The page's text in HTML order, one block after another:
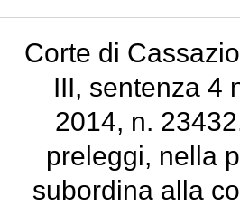
Corte di
III, sentenza 4
2014, n.
preleggi, nella
subordina alla